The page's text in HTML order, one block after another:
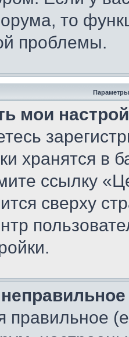
то
проблемы.
Параметры
мои
хранятся в
ссылку
сверху